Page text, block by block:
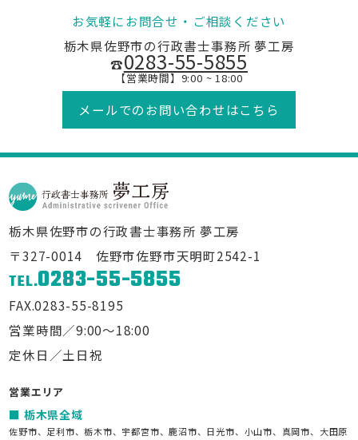
お気軽にお問合せ・ご相談ください
栃木県佐野市の行政書士事務所 夢工房
☎0283-55-5855
【営業時間】9:00 ~ 18:00
メールでのお問い合わせはこちら
栃木県佐野市の行政書士事務所 夢工房
〒327-0014 佐野市佐野市天明町2542-1
TEL.0283-55-5855
FAX.0283-55-8195
営業時間／9:00～18:00
定休日／土日祝
営業エリア
栃木県全域
佐野市、足利市、栃木市、宇都宮市、鹿沼市、日光市、小山市、真岡市、大田原